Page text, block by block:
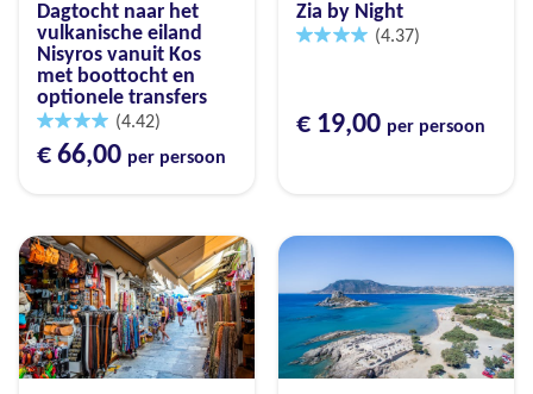
Dagtocht naar het
vulkanische eiland
Nisyros vanuit Kos
met boottocht en
optionele transfers
(4.42)
€ 66,00 per persoon
Zia by Night
(4.37)
€ 19,00 per persoon